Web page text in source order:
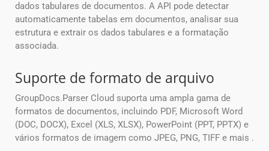
dados tabulares de documentos. A API pode detectar
automaticamente tabelas em documentos, analisar sua
estrutura e extrair os dados tabulares e a formatação
associada.
Suporte de formato de arquivo
GroupDocs.Parser Cloud suporta uma ampla gama de
formatos de documentos, incluindo PDF, Microsoft Word
(DOC, DOCX), Excel (XLS, XLSX), PowerPoint (PPT, PPTX) e
vários formatos de imagem como JPEG, PNG, TIFF e mais .